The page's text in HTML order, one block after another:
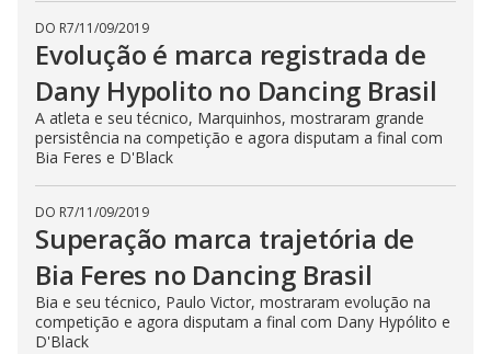
DO R7/11/09/2019
Evolução é marca registrada de
Dany Hypolito no Dancing Brasil
A atleta e seu técnico, Marquinhos, mostraram grande
persistência na competição e agora disputam a final com
Bia Feres e D'Black
DO R7/11/09/2019
Superação marca trajetória de
Bia Feres no Dancing Brasil
Bia e seu técnico, Paulo Victor, mostraram evolução na
competição e agora disputam a final com Dany Hypólito e
D'Black